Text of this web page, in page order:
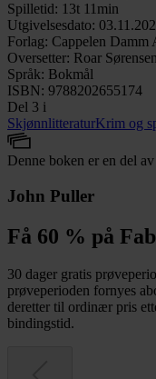
Spilletid: 13t 11min
Utgivelsesdato:
Forlag: Cappelen Damm
Oversetter: Roar Sørensen
Språk: Bokmål
ISBN: 9788202655174
Del 3 i
SkjønnlitteraturKrim og
Denne boken er en del av
John Puller
Få 60 % på
30 dager gratis
prøveperioden fornyes
deretter til ordinær pris
bindingstid.